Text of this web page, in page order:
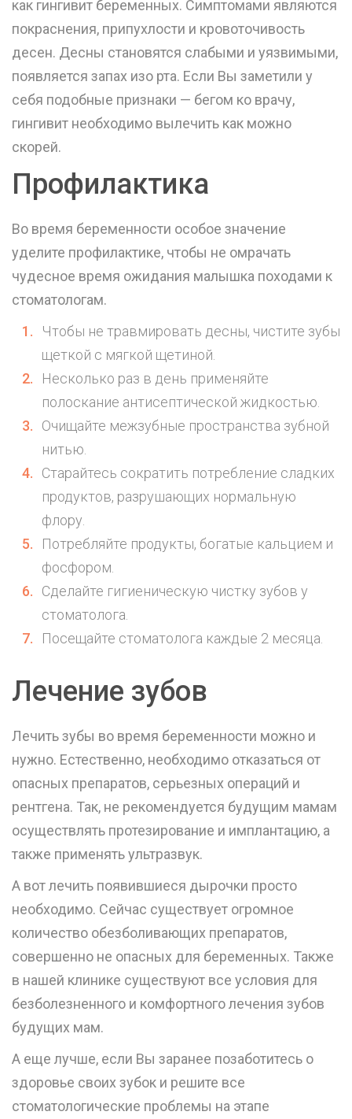
как гингивит беременных. Симптомами являются
покраснения, припухлости и кровоточивость
десен. Десны становятся слабыми и уязвимыми,
появляется запах изо рта. Если Вы заметили у
себя подобные признаки — бегом ко врачу,
гингивит необходимо вылечить как можно
скорей.
Профилактика
Во время беременности особое значение
уделите профилактике, чтобы не омрачать
чудесное время ожидания малышка походами к
стоматологам.
Чтобы не травмировать десны, чистите зубы
щеткой с мягкой щетиной.
Несколько раз в день применяйте
полоскание антисептической жидкостью.
Очищайте межзубные пространства зубной
нитью.
Старайтесь сократить потребление сладких
продуктов, разрушающих нормальную
флору.
Потребляйте продукты, богатые кальцием и
фосфором.
Сделайте гигиеническую чистку зубов у
стоматолога.
Посещайте стоматолога каждые 2 месяца.
Лечение зубов
Лечить зубы во время беременности можно и
нужно. Естественно, необходимо отказаться от
опасных препаратов, серьезных операций и
рентгена. Так, не рекомендуется будущим мамам
осуществлять протезирование и имплантацию, а
также применять ультразвук.
А вот лечить появившиеся дырочки просто
необходимо. Сейчас существует огромное
количество обезболивающих препаратов,
совершенно не опасных для беременных. Также
в нашей клинике существуют все условия для
безболезненного и комфортного лечения зубов
будущих мам.
А еще лучше, если Вы заранее позаботитесь о
здоровье своих зубок и решите все
стоматологические проблемы на этапе